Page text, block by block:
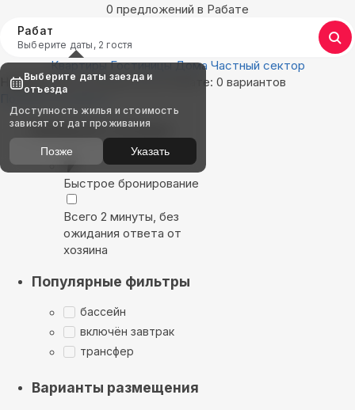
0 предложений в Рабате
Рабат
Выберите даты, 2 гостя
Квартиры Гостиницы Дома Частный сектор
Найдём, где остановиться в Рабате: 0 вариантов
Показать на карте
Выбирайте лучшее
Быстрое бронирование
Всего 2 минуты, без
ожидания ответа от
хозяина
Популярные фильтры
бассейн
включён завтрак
трансфер
Варианты размещения
Выберите даты заезда и
отъезда
Доступность жилья и стоимость
зависят от дат проживания
Позже Указать